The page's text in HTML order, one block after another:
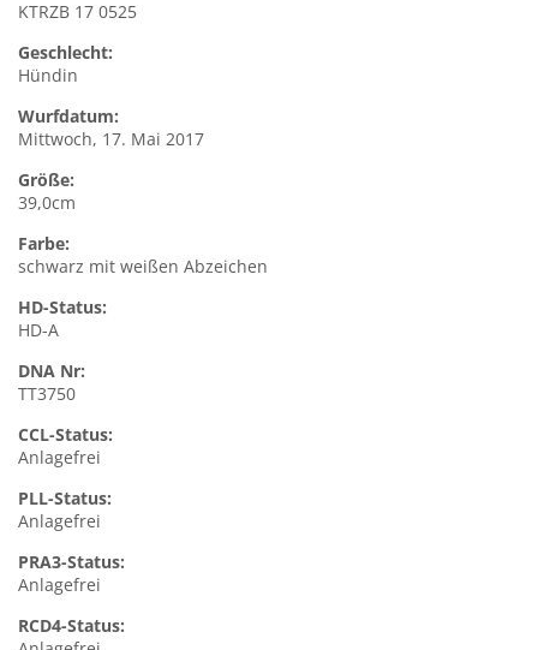
KTRZB 17 0525
Geschlecht:
Hündin
Wurfdatum:
Mittwoch, 17. Mai 2017
Größe:
39,0cm
Farbe:
schwarz mit weißen Abzeichen
HD-Status:
HD-A
DNA Nr:
TT3750
CCL-Status:
Anlagefrei
PLL-Status:
Anlagefrei
PRA3-Status:
Anlagefrei
RCD4-Status: